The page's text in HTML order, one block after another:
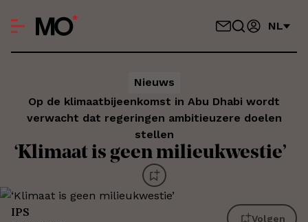
NL
Nieuws
Op de klimaatbijeenkomst in Abu Dhabi wordt
verwacht dat regeringen ambitieuzere doelen
stellen
‘Klimaat is geen milieukwestie’
IPS Volgen